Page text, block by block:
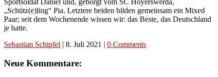
Sportsoldat Daniel und, geborgt vom SC Hoyerswerda,
„Schütz(e)ling“ Pia. Letztere beiden bilden gemeinsam ein Mixed
Paar; seit dem Wochenende wissen wir: das Beste, das Deutschland
je hatte.
Sebastian Schipfel | 8. Juli 2021 | 0 Comments
Neue Kommentare: